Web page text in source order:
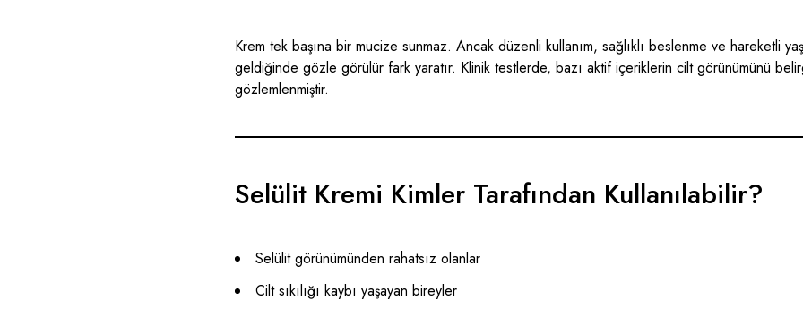
Krem tek başına bir mucize sunmaz. Ancak düzenli kullanım, sağlıklı beslenme ve hareketli
geldiğinde gözle görülür fark yaratır. Klinik testlerde, bazı aktif içeriklerin cilt görünümünü
gözlemlenmiştir.
Selülit Kremi Kimler Tarafından Kullanılabilir?
Selülit görünümünden rahatsız olanlar
Cilt sıkılığı kaybı yaşayan bireyler